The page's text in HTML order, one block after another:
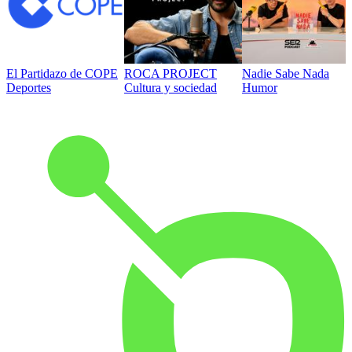
El Partidazo de COPE
Deportes
ROCA PROJECT
Cultura y sociedad
Nadie Sabe Nada
Humor